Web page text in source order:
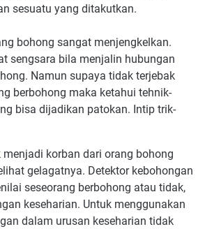
sesuatu yang ditakutkan.
bohong sangat menjengkelkan.
sengsara bila menjalin hubungan
Namun supaya tidak terjebak
berbohong maka ketahui tehnik-
bisa dijadikan patokan. Intip trik-
korban dari orang bohong
gelagatnya. Detektor kebohongan
seseorang berbohong atau tidak,
keseharian. Untuk menggunakan
dalam urusan keseharian tidak